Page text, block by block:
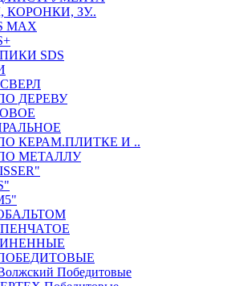
КОРОНКИ, ЗУ..
MAX
SDS
ДЕРЕВУ
КЕРАМ.ПЛИТКЕ И ..
МЕТАЛЛУ
Победитовые